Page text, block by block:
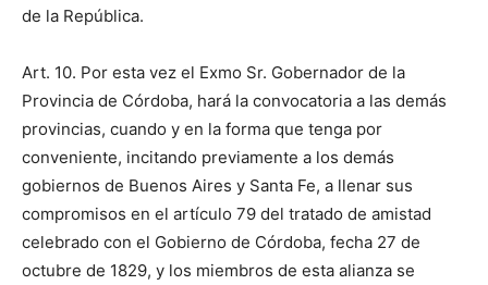
de la República.
Art. 10. Por esta vez el Exmo Sr. Gobernador de la
Provincia de Córdoba, hará la convocatoria a las demás
provincias, cuando y en la forma que tenga por
conveniente, incitando previamente a los demás
gobiernos de Buenos Aires y Santa Fe, a llenar sus
compromisos en el artículo 79 del tratado de amistad
celebrado con el Gobierno de Córdoba, fecha 27 de
octubre de 1829, y los miembros de esta alianza se